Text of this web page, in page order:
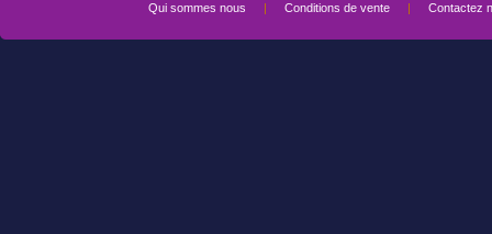
Qui sommes nous | Conditions de vente | Contactez